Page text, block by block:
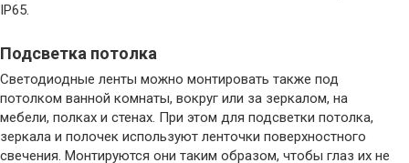
IP65.
Подсветка потолка
Светодиодные ленты можно монтировать также под
потолком ванной комнаты, вокруг или за зеркалом, на
мебели, полках и стенах. При этом для подсветки потолка,
зеркала и полочек используют ленточки поверхностного
свечения. Монтируются они таким образом, чтобы глаз их не